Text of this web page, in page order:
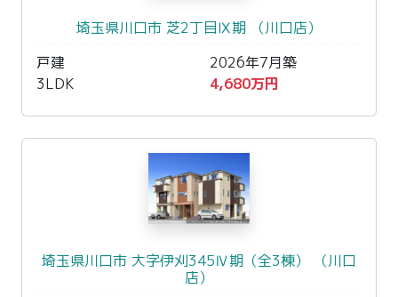
埼玉県川口市 芝2丁目Ⅸ期 （川口店）
戸建
2026年7月築
3LDK
4,680万円
埼玉県川口市 大字伊刈345Ⅳ期（全3棟） （川口
店）